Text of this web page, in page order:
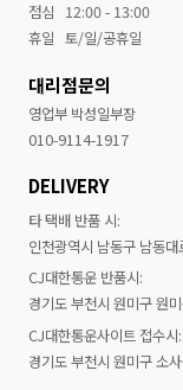
점심
12:00 - 13:00
휴일 토/일/공휴일
대리점문의
영업부 박성일부장
010-9114-1917
DELIVERY
타 택배 반품 시:
인천광역시 남동구 남동
CJ대한통운 반품시:
경기도 부천시 원미구 원
CJ대한통운사이트 접수시:
경기도 부천시 원미구 소